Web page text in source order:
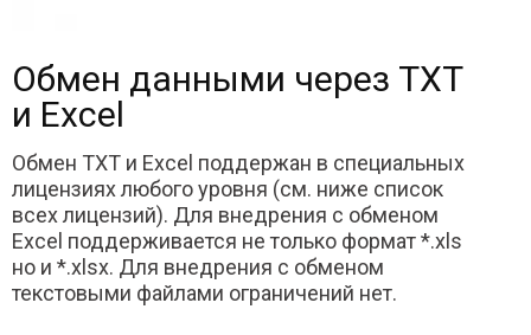
Обмен данными через TXT
и Excel
Обмен TXT и Excel поддержан в специальных
лицензиях любого уровня (см. ниже список
всех лицензий). Для внедрения с обменом
Excel поддерживается не только формат *.xls
но и *.xlsx. Для внедрения с обменом
текстовыми файлами ограничений нет.